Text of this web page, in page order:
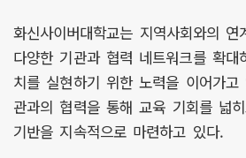
화신사이버대학교는 지역사회와의
다양한 기관과 협력 네트워크를 확
치를 실현하기 위한 노력을 이어가
관과의 협력을 통해 교육 기회를 넓
기반을 지속적으로 마련하고 있다.